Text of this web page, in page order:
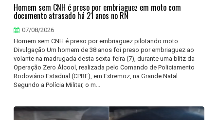
Homem sem CNH é preso por embriaguez em moto com
documento atrasado há 21 anos no RN
07/08/2026
Homem sem CNH é preso por embriaguez pilotando moto
Divulgação Um homem de 38 anos foi preso por embriaguez ao
volante na madrugada desta sexta-feira (7), durante uma blitz da
Operação Zero Álcool, realizada pelo Comando de Policiamento
Rodoviário Estadual (CPRE), em Extremoz, na Grande Natal.
Segundo a Polícia Militar, o m...